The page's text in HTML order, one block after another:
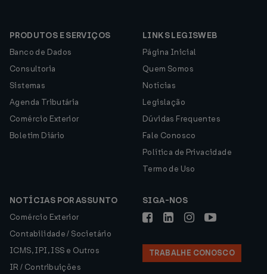
PRODUTOS E SERVIÇOS
Banco de Dados
Consultoria
Sistemas
Agenda Tributária
Comércio Exterior
Boletim Diário
LINKS LEGISWEB
Página Inicial
Quem Somos
Notícias
Legislação
Dúvidas Frequentes
Fale Conosco
Política de Privacidade
Termo de Uso
NOTÍCIAS POR ASSUNTO
Comércio Exterior
Contabilidade / Societário
ICMS, IPI, ISS e Outros
IR / Contribuições
SIGA-NOS
TRABALHE CONOSCO